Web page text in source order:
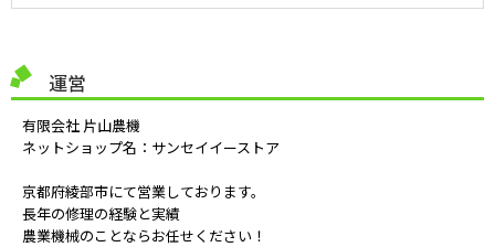
運営
有限会社 片山農機
ネットショップ名：サンセイイーストア
京都府綾部市にて営業しております。
長年の修理の経験と実績
農業機械のことならお任せください！